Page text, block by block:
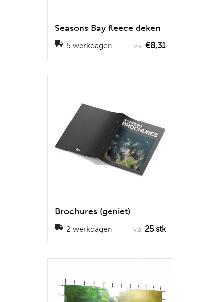
Seasons Bay fleece deken
5 werkdagen v.a. €8,31
Brochures (geniet)
2 werkdagen v.a. 25 stk